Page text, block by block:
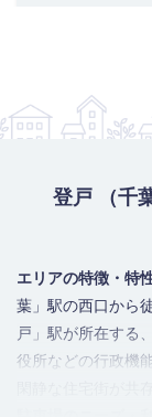
登戸 （千
エリアの特徴・特
葉」駅の西口から
戸」駅が所在する
役所などの行政機
閑静な住宅街が共